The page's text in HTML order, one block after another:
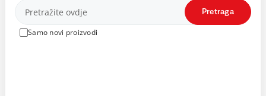
Proizvodi
Samo novi proizvodi
Pretraga